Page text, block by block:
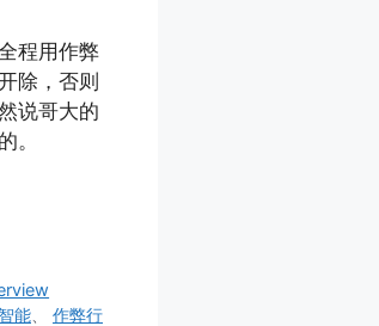
程用作弊
除，否则
说哥大的
。
能 作弊行